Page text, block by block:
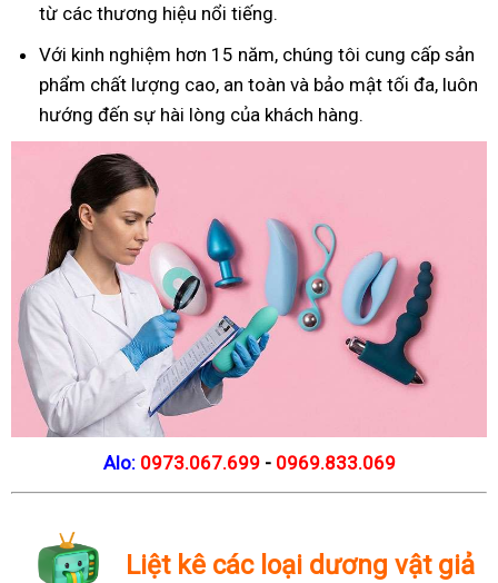
từ các thương hiệu nổi tiếng.
Với kinh nghiệm hơn 15 năm, chúng tôi cung cấp sản
phẩm chất lượng cao, an toàn và bảo mật tối đa, luôn
hướng đến sự hài lòng của khách hàng.
Alo: 0973.067.699 - 0969.833.069
Liệt kê các loại dương vật giả